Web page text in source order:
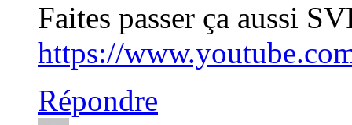
Faites passer ça aussi
https://
Répondre